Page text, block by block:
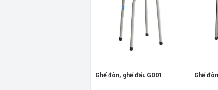
Ghế đôn, ghế đẩu GD01 Ghế